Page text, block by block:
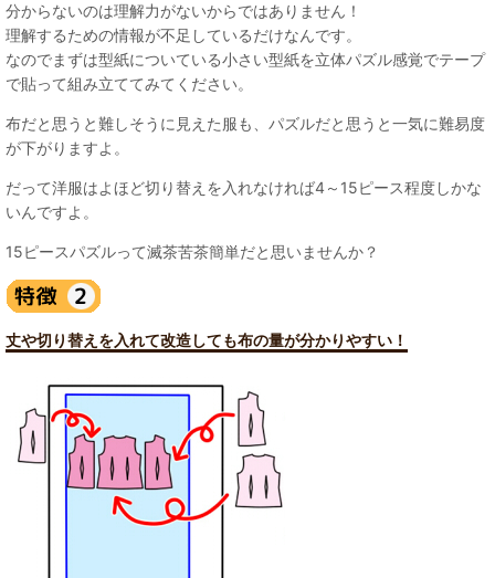
分からないのは理解力がないからではありません！
理解するための情報が不足しているだけなんです。
なのでまずは型紙についている小さい型紙を立体パズル感覚でテープ
で貼って組み立ててみてください。
布だと思うと難しそうに見えた服も、パズルだと思うと一気に難易度
が下がりますよ。
だって洋服はよほど切り替えを入れなければ4～15ピース程度しかな
いんですよ。
15ピースパズルって滅茶苦茶簡単だと思いませんか？
丈や切り替えを入れて改造しても布の量が分かりやすい！